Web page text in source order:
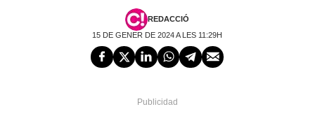
REDACCIÓ
15 DE GENER DE 2024 A LES 11:29H